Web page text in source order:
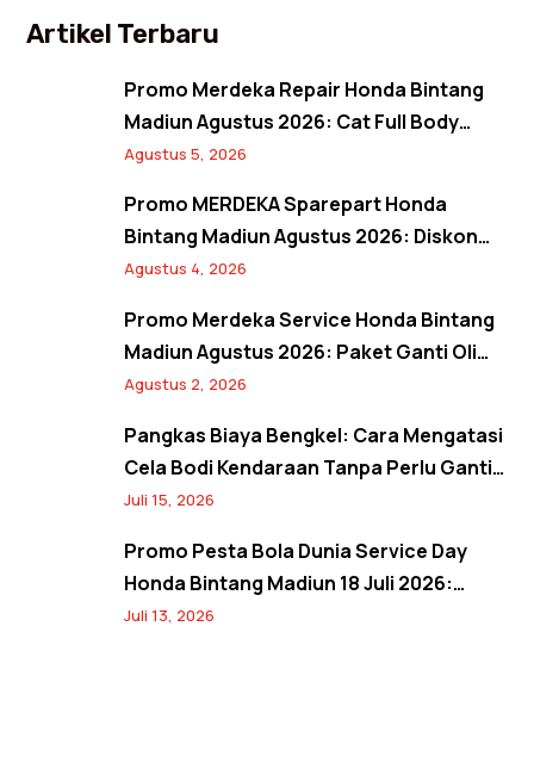
Artikel Terbaru
Promo Merdeka Repair Honda Bintang
Madiun Agustus 2026: Cat Full Body
Mulai 12 Jutaan, Diskon Cat Spion 17%,
Agustus 5, 2026
Promo MERDEKA Sparepart Honda
Bintang Madiun Agustus 2026: Diskon
Ban & Aki Orisinal 10% Plus Gratis
Agustus 4, 2026
Promo Merdeka Service Honda Bintang
Madiun Agustus 2026: Paket Ganti Oli
Hemat, Servis AC Sejuk, dan Bebas Antre
Agustus 2, 2026
Pangkas Biaya Bengkel: Cara Mengatasi
Cela Bodi Kendaraan Tanpa Perlu Ganti
Panel
Juli 15, 2026
Promo Pesta Bola Dunia Service Day
Honda Bintang Madiun 18 Juli 2026:
Banjir Diskon Servis 20%, Oli 10%, Free
Juli 13, 2026